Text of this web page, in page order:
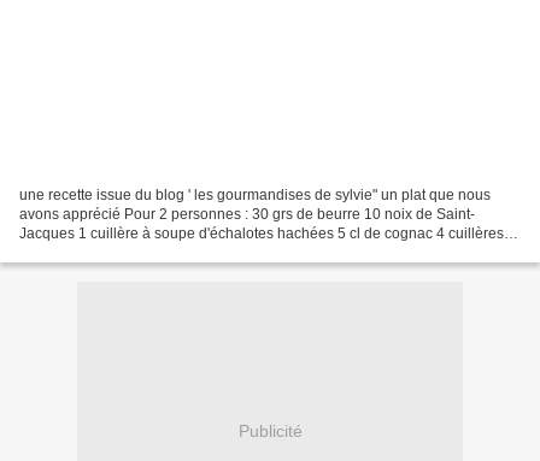
une recette issue du blog ' les gourmandises de sylvie" un plat que nous
avons apprécié Pour 2 personnes : 30 grs de beurre 10 noix de Saint-
Jacques 1 cuillère à soupe d'échalotes hachées 5 cl de cognac 4 cuillères à
Publicité